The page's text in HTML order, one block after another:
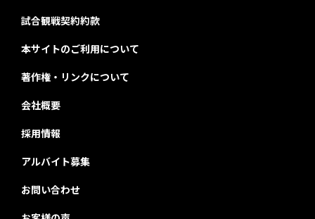
試合観戦契約約款
本サイトのご利用について
著作権・リンクについて
会社概要
採用情報
アルバイト募集
お問い合わせ